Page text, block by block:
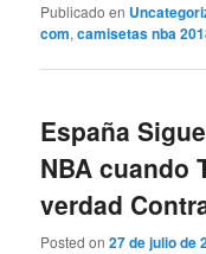
Publicado en
com,camisetas nba
España
NBA cuando
verdad
Posted on27 de julio de